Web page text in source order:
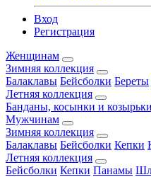
Вход
Регистрация
Женщинам
Зимняя коллекция
Балаклавы Бейсболки Береты
Летняя коллекция
Банданы, косынки и козырьки
Мужчинам
Зимняя коллекция
Балаклавы Бейсболки Кепки
Летняя коллекция
Бейсболки Кепки Панамы